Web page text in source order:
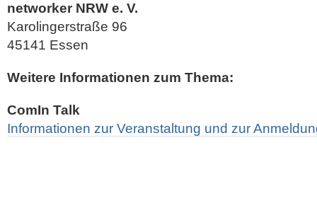
networker NRW e. V.
Karolingerstraße 96
45141 Essen
Weitere Informationen zum Thema:
ComIn Talk
Informationen zur Veranstaltung und zur